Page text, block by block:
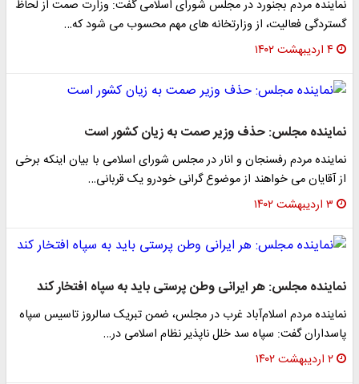
نماینده مردم بجنورد در مجلس شورای اسلامی گفت: وزارت صمت از لحاظ
گستردگی فعالیت، از وزارتخانه های مهم محسوب می شود که…
۴ اردیبهشت ۱۴۰۲
نماینده مجلس: حذف وزیر صمت به زیان کشور است
نماینده مردم رفسنجان و انار در مجلس شورای اسلامی با بیان اینکه برخی
از آقایان می خواهند از موضوع گرانی خودرو یک قربانی…
۳ اردیبهشت ۱۴۰۲
نماینده مجلس: هر ایرانی وطن پرستی باید به سپاه افتخار کند
نماینده مردم اسلام‌آباد غرب در مجلس، ضمن تبریک سالروز تاسیس سپاه
پاسداران گفت: سپاه سد خلل ناپذیر نظام اسلامی در…
۲ اردیبهشت ۱۴۰۲